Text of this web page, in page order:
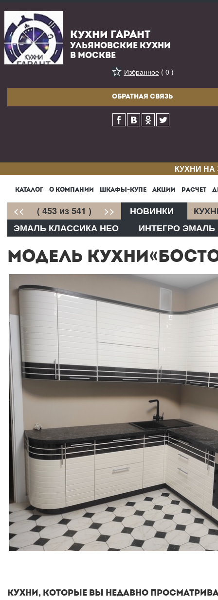
КУХНИ ГАРАНТ
УЛЬЯНОВСКИЕ КУХНИ
В МОСКВЕ
Избранное( 0 )
ОБРАТНАЯ СВЯЗЬ
КУХНИ
КАТАЛОГ О КОМПАНИИ ШКАФЫ-КУПЕ АКЦИИ РАСЧЕТ
<< ( 453 из 541 ) >> НОВИНКИ
ЭМАЛЬ КЛАССИКА НЕО
ИНТЕГРО ЭМАЛЬ
МОДЕЛЬ
КУХНИ, КОТОРЫЕ ВЫ НЕДАВНО